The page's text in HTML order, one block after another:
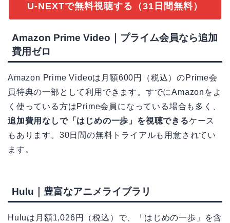
U-NEXTで無料視聴する（31日間無料）
Amazon Prime Video｜プライム会員なら追加
費用ゼロ
Amazon Prime Videoは月額600円（税込）のPrime会
員特典の一部として利用できます。すでにAmazonをよ
く使っている方はPrime会員になっている場合も多く、
追加費用なしで「はじめの一歩」を視聴できるケース
もあります。30日間の無料トライアルも用意されてい
ます。
Hulu｜豊富なアニメライブラリ
Huluは月額1,026円（税込）で、「はじめの一歩」を含